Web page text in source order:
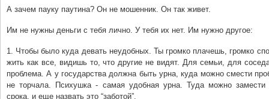
А зачем пауку паутина? Он не мошенник. Он так живет.
Им не нужны деньги с тебя лично. У тебя их нет. Им нужно другое:
1. Чтобы было куда девать неудобных. Ты громко плачешь, громко
жить как все, видишь то, что другие не видят. Для семьи, для
проблема. А у государства должна быть урна, куда можно смести
не торчала. Психушка - самая удобная урна. Туда можно
срока, и еще назвать это “заботой”.